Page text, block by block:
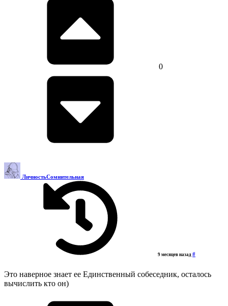
0
ЛичностьСомнительная
9 месяцев назад #
Это наверное знает ее Единственный собеседник, осталось
вычислить кто он)